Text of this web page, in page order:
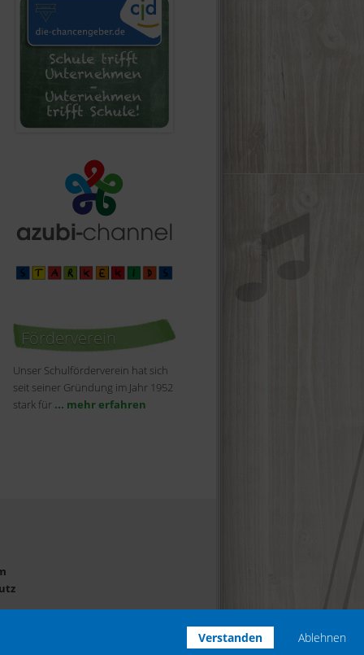
Verstanden Ablehnen
Förderverein
Unser Schulförderverein hat sich
seit seiner Gründung im Jahr 1952
stark für ... mehr erfahren